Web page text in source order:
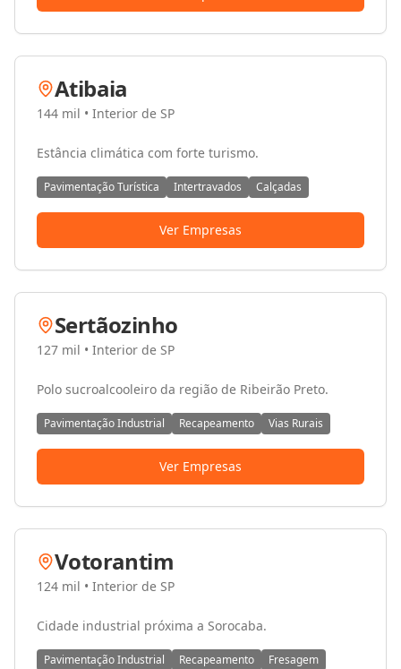
Atibaia
144 mil • Interior de SP
Estância climática com forte turismo.
Pavimentação Turística Intertravados Calçadas
Ver Empresas
Sertãozinho
127 mil • Interior de SP
Polo sucroalcooleiro da região de Ribeirão Preto.
Pavimentação Industrial Recapeamento Vias Rurais
Ver Empresas
Votorantim
124 mil • Interior de SP
Cidade industrial próxima a Sorocaba.
Pavimentação Industrial Recapeamento Fresagem